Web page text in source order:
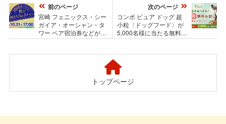
前のページ
宮崎 フェニックス・シー
ガイア・オーシャン・タ
ワー ペア宿泊券などが
1,008名様に当たる！秋の
ーン
次のページ
コンボ ピュア ドッグ 超
小粒〈ドッグフード〉が
5,000名様に当たる無料お
試しキャンペーン
トップページ